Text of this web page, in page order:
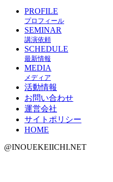
PROFILE
プロフィール
SEMINAR
講演依頼
SCHEDULE
最新情報
MEDIA
メディア
活動情報
お問い合わせ
運営会社
サイトポリシー
HOME
@INOUEKEIICHI.NET